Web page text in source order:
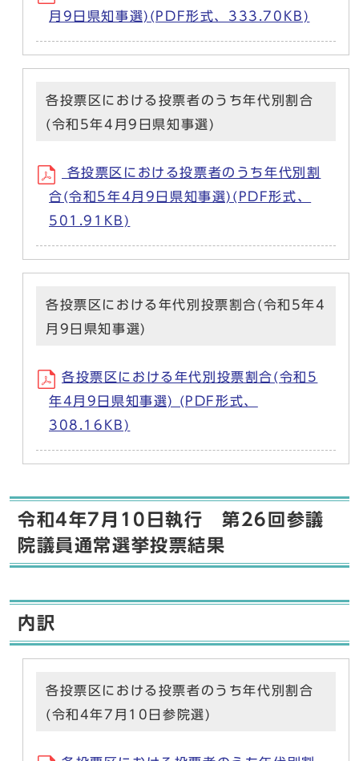
月9日県知事選)(PDF形式、333.70KB)
各投票区における投票者のうち年代別割合
(令和5年4月9日県知事選)
各投票区における投票者のうち年代別割
合(令和5年4月9日県知事選)(PDF形式、
501.91KB)
各投票区における年代別投票割合(令和5年4
月9日県知事選)
各投票区における年代別投票割合(令和5
年4月9日県知事選) (PDF形式、
308.16KB)
令和4年7月10日執行 第26回参議
院議員通常選挙投票結果
内訳
各投票区における投票者のうち年代別割合
(令和4年7月10日参院選)